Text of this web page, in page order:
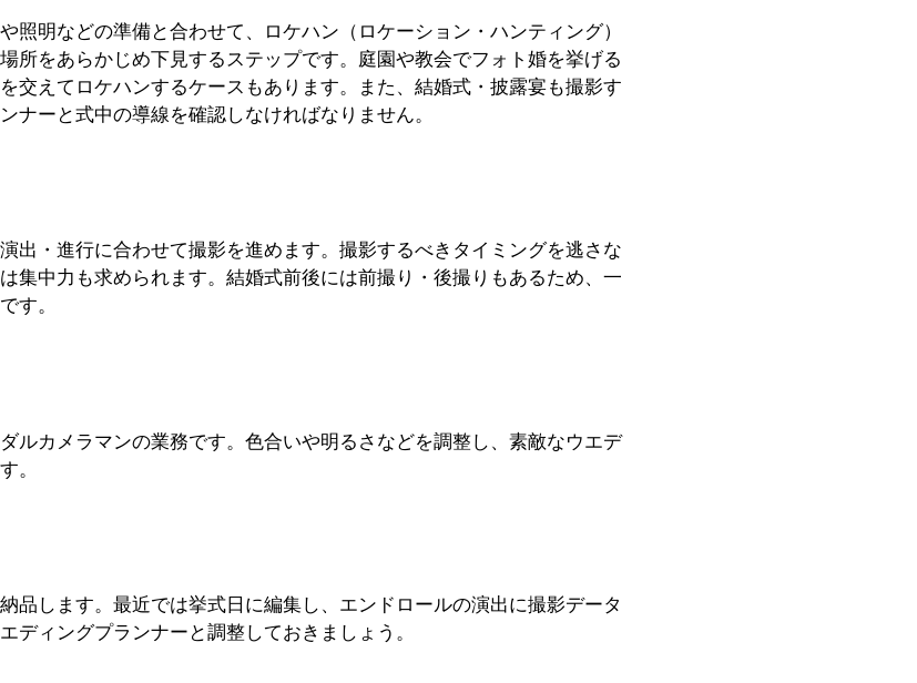
照明などの準備と合わせて、ロケハン（ロケーション・ハンティング）
所をあらかじめ下見するステップです。庭園や教会でフォト婚を挙げる
交えてロケハンするケースもあります。また、結婚式・披露宴も撮影す
ナーと式中の導線を確認しなければなりません。
出・進行に合わせて撮影を進めます。撮影するべきタイミングを逃さな
集中力も求められます。結婚式前後には前撮り・後撮りもあるため、一
す。
ルカメラマンの業務です。色合いや明るさなどを調整し、素敵なウエデ
。
品します。最近では挙式日に編集し、エンドロールの演出に撮影データ
ディングプランナーと調整しておきましょう。